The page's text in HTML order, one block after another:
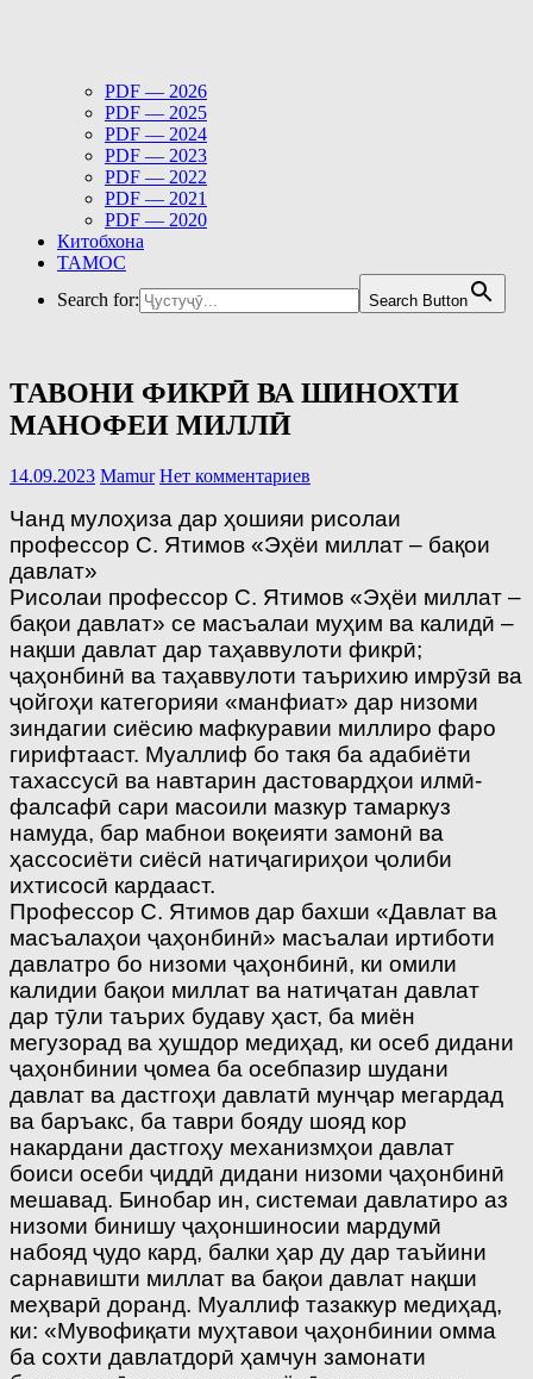
PDF — 2026
PDF — 2025
PDF — 2024
PDF — 2023
PDF — 2022
PDF — 2021
PDF — 2020
Китобхона
ТАМОС
Search for:
Search Button
ТАВОНИ ФИКРӢ ВА ШИНОХТИ
МАНОФЕИ МИЛЛӢ
14.09.2023 Mamur Нет комментариев
Чанд мулоҳиза дар ҳошияи рисолаи
профессор С. Ятимов «Эҳёи миллат – бақои
давлат»
Рисолаи профессор С. Ятимов «Эҳёи миллат –
бақои давлат» се масъалаи муҳим ва калидӣ –
нақши давлат дар таҳаввулоти фикрӣ;
ҷаҳонбинӣ ва таҳаввулоти таърихию имрӯзӣ ва
ҷойгоҳи категорияи «манфиат» дар низоми
зиндагии сиёсию мафкуравии миллиро фаро
гирифтааст. Муаллиф бо такя ба адабиёти
тахассусӣ ва навтарин дастовардҳои илмӣ-
фалсафӣ сари масоили мазкур тамаркуз
намуда, бар мабнои воқеияти замонӣ ва
ҳассосиёти сиёсӣ натиҷагириҳои ҷолиби
ихтисосӣ кардааст.
Профессор С. Ятимов дар бахши «Давлат ва
масъалаҳои ҷаҳонбинӣ» масъалаи иртиботи
давлатро бо низоми ҷаҳонбинӣ, ки омили
калидии бақои миллат ва натиҷатан давлат
дар тӯли таърих будаву ҳаст, ба миён
мегузорад ва ҳушдор медиҳад, ки осеб дидани
ҷаҳонбинии ҷомеа ба осебпазир шудани
давлат ва дастгоҳи давлатӣ мунҷар мегардад
ва баръакс, ба таври бояду шояд кор
накардани дастгоҳу механизмҳои давлат
боиси осеби ҷиддӣ дидани низоми ҷаҳонбинӣ
мешавад. Бинобар ин, системаи давлатиро аз
низоми бинишу ҷаҳоншиносии мардумӣ
набояд ҷудо кард, балки ҳар ду дар таъйини
сарнавишти миллат ва бақои давлат нақши
меҳварӣ доранд. Муаллиф тазаккур медиҳад,
ки: «Мувофиқати муҳтавои ҷаҳонбинии омма
ба сохти давлатдорӣ ҳамчун замонати